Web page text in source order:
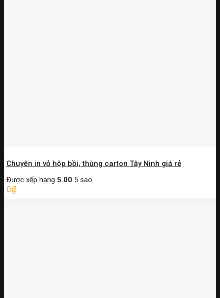
Chuyên in vỏ hộp bồi, thùng carton Tây Ninh giá rẻ
Được xếp hạng 5.00 5 sao
0₫